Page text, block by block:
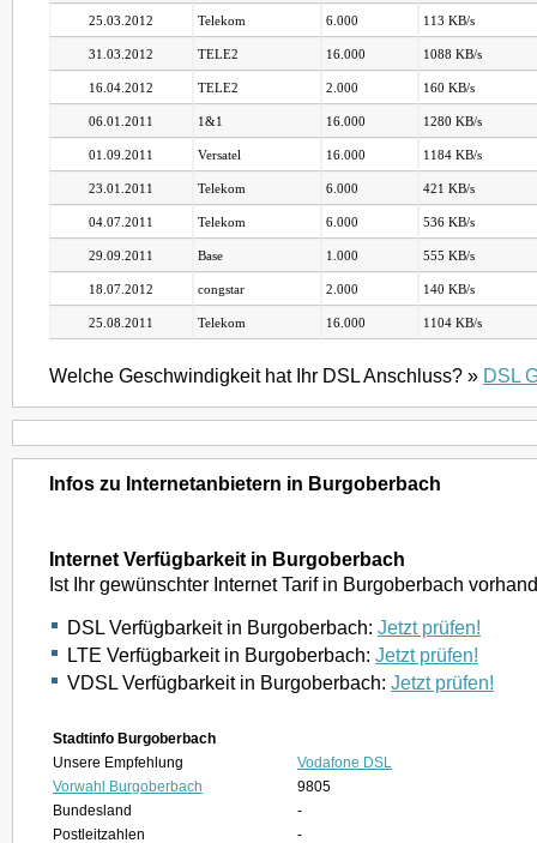
25.03.2012 Telekom 6.000 113 KB/s
31.03.2012 TELE2 16.000 1088 KB/s
16.04.2012 TELE2 2.000 160 KB/s
06.01.2011 1&1 16.000 1280 KB/s
01.09.2011 Versatel 16.000 1184 KB/s
23.01.2011 Telekom 6.000 421 KB/s
04.07.2011 Telekom 6.000 536 KB/s
29.09.2011 Base 1.000 555 KB/s
18.07.2012 congstar 2.000 140 KB/s
25.08.2011 Telekom 16.000 1104 KB/s
Welche Geschwindigkeit hat Ihr DSL Anschluss? » DSL
Infos zu Internetanbietern in Burgoberbach
Internet Verfügbarkeit in Burgoberbach
Ist Ihr gewünschter Internet Tarif in Burgoberbach
DSL Verfügbarkeit in Burgoberbach: Jetzt prüfen!
LTE Verfügbarkeit in Burgoberbach: Jetzt prüfen!
VDSL Verfügbarkeit in Burgoberbach: Jetzt prüfen!
Stadtinfo Burgoberbach
Unsere Empfehlung
Vodafone DSL
Vorwahl Burgoberbach
9805
Bundesland
-
Postleitzahlen
-